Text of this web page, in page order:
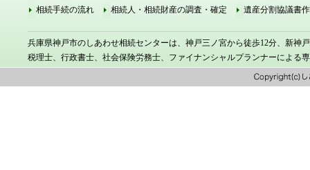
相続手続の流れ
相続人・相続財産の調査・確定 遺産分割協議書
兵庫県神戸市のしあわせ相続センターは、神戸三ノ宮から徒歩12分、新神
税理士、行政書士、社会保険労務士、ファイナンシャルプランナーによる